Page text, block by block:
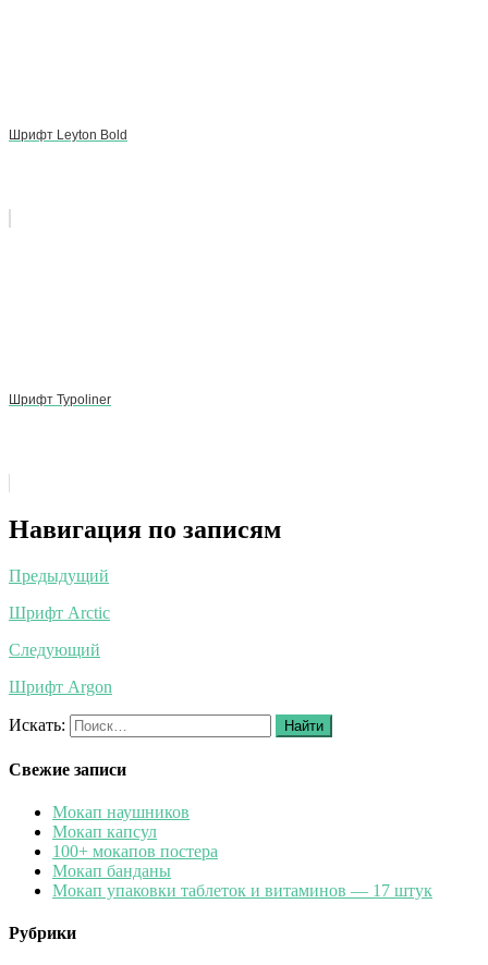
Шрифт Leyton Bold
Шрифт Typoliner
Навигация по записям
Предыдущий
Шрифт Arctic
Следующий
Шрифт Argon
Искать: Найти
Свежие записи
Мокап наушников
Мокап капсул
100+ мокапов постера
Мокап банданы
Мокап упаковки таблеток и витаминов — 17 штук
Рубрики